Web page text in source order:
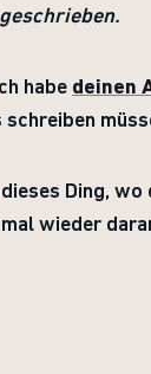
habe deinen
Ding,
wieder